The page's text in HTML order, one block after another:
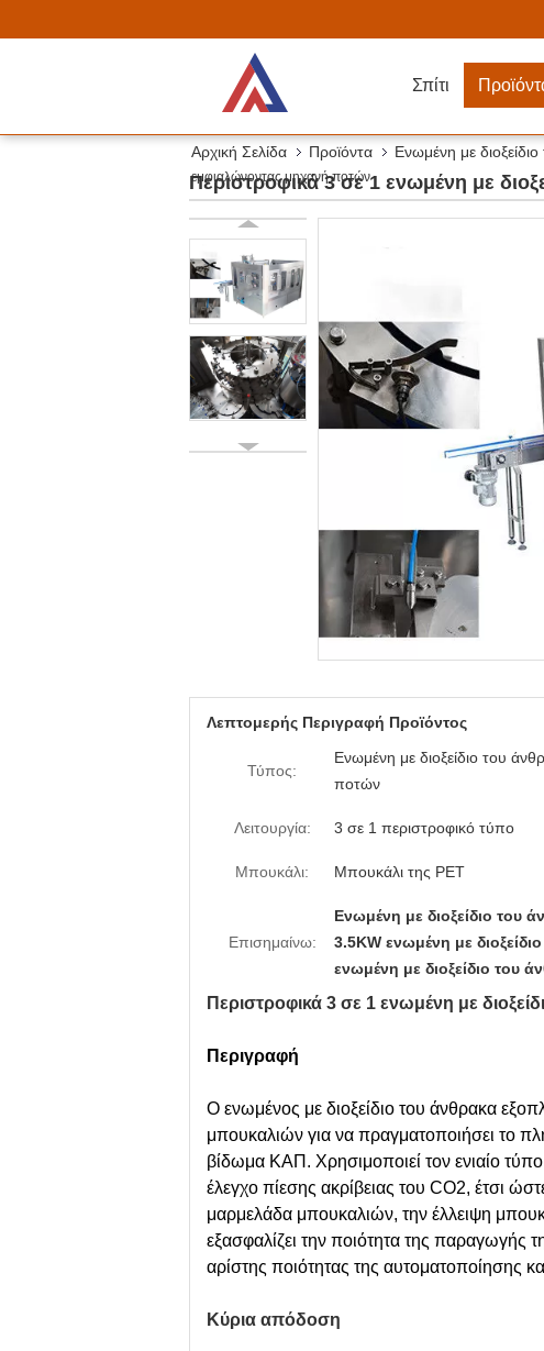
Σπίτι
Αρχική Σελίδα Προϊόντα Ενωμένη με
εμφιαλώνοντας μηχανή ποτών
Περιστροφικά 3 σε 1 ενωμένη με
Λεπτομερής Περιγραφή Προϊόντος
Τύπος:
Ενωμένη με διοξείδιο του
ποτών
Λειτουργία: 3 σε 1 περιστροφικό τύπο
Μπουκάλι: Μπουκάλι της PET
Επισημαίνω:
Ενωμένη με διοξείδιο
3.5KW ενωμένη με
ενωμένη με διοξείδιο
Περιστροφικά 3 σε 1 ενωμένη με
Περιγραφή
Ο ενωμένος με διοξείδιο του άνθρακα
μπουκαλιών για να πραγματοποιήσει το
βίδωμα ΚΑΠ. Χρησιμοποιεί τον ενιαίο
έλεγχο πίεσης ακρίβειας του CO2, έτσι
μαρμελάδα μπουκαλιών, την έλλειψη
εξασφαλίζει την ποιότητα της παραγωγής
αρίστης ποιότητας της αυτοματοποίησης
Κύρια απόδοση